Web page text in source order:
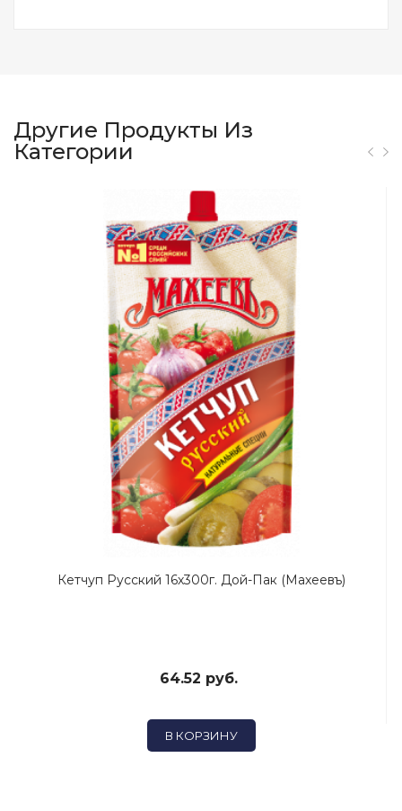
Другие Продукты Из
Категории
Кетчуп Русский 16х300г. Дой-Пак (Махеевъ)
64.52 руб.
В КОРЗИНУ